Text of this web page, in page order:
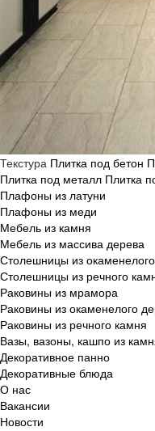
Текстура Плитка под бетон
Плитка под металл Плитка
Плафоны из латуни
Плафоны из меди
Мебель из камня
Мебель из массива дерева
Столешницы из
Столешницы из речного
Раковины из мрамора
Раковины из окаменелого
Раковины из речного камня
Вазы, вазоны, кашпо из
Декоративное панно
Декоративные блюда
О нас
Вакансии
Новости